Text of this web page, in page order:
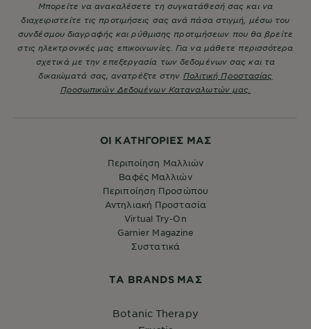
ΟΙ ΚΑΤΗΓΟΡΙΕΣ ΜΑΣ
Περιποίηση Μαλλιών
Βαφές Μαλλιών
Περιποίηση Προσώπου
Αντηλιακή Προστασία
Virtual Try-On
Garnier Magazine
Συστατικά
ΤA BRANDS ΜΑΣ
Botanic Therapy
Μπορείτε να ανακαλέσετε τη συγκατάθεσή σας και να
διαχειριστείτε τις προτιμήσεις σας ανά πάσα στιγμή, μέσω του
συνδέσμου διαγραφής και ρύθμισης προτιμήσεων που θα βρείτε
στις ηλεκτρονικές μας επικοινωνίες. Για να μάθετε περισσότερα
σχετικά με την επεξεργασία των δεδομένων σας και τα
δικαιώματά σας, ανατρέξτε στην Πολιτική Προστασίας
Προσωπικών Δεδομένων Καταναλωτών μας.